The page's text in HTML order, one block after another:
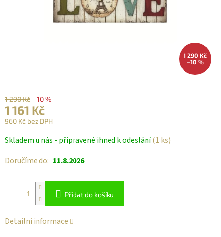
1 290 Kč
–10 %
1 290 Kč –10 %
1 161 Kč
960 Kč bez DPH
cena:
Skladem u nás - připravené ihned k odeslání(1 ks)
Doručíme do: 11.8.2026
Přidat do košíku
Detailní informace